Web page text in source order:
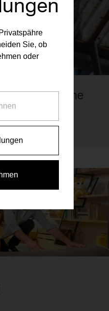
auf Schiene
Sie, ob
oder